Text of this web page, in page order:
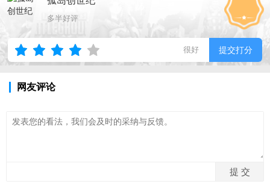
多半好评
很好 提交打分
网友评论